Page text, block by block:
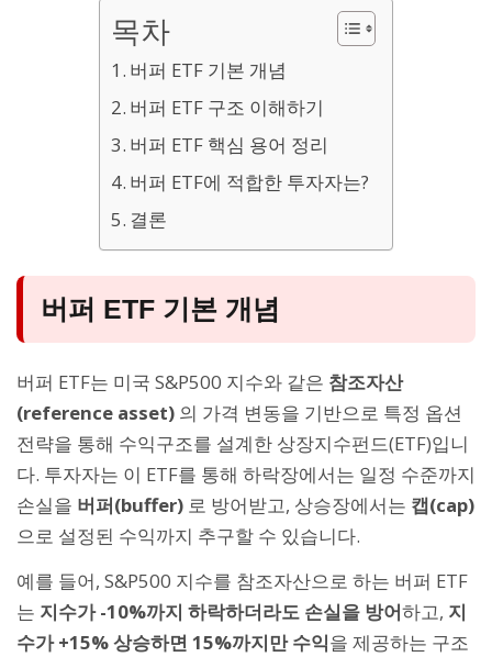
목차
버퍼 ETF 기본 개념
버퍼 ETF 구조 이해하기
버퍼 ETF 핵심 용어 정리
버퍼 ETF에 적합한 투자자는?
결론
버퍼 ETF 기본 개념
버퍼 ETF는 미국 S&P500 지수와 같은 참조자산
(reference asset) 의 가격 변동을 기반으로 특정 옵션
전략을 통해 수익구조를 설계한 상장지수펀드(ETF)입니
다. 투자자는 이 ETF를 통해 하락장에서는 일정 수준까지
손실을 버퍼(buffer) 로 방어받고, 상승장에서는 캡(cap)
으로 설정된 수익까지 추구할 수 있습니다.
예를 들어, S&P500 지수를 참조자산으로 하는 버퍼 ETF
는 지수가 -10%까지 하락하더라도 손실을 방어하고, 지
수가 +15% 상승하면 15%까지만 수익을 제공하는 구조